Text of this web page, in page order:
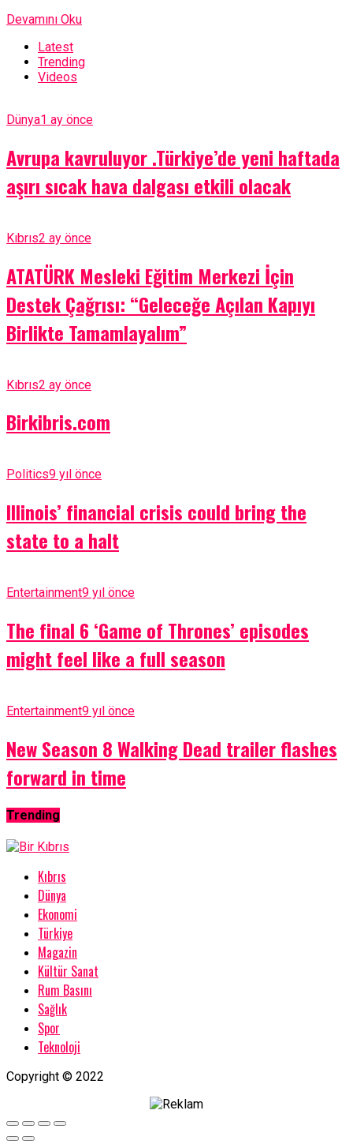
Devamını Oku
Latest
Trending
Videos
Dünya1 ay önce
Avrupa kavruluyor .Türkiye’de yeni haftada
aşırı sıcak hava dalgası etkili olacak
Kıbrıs2 ay önce
ATATÜRK Mesleki Eğitim Merkezi İçin
Destek Çağrısı: “Geleceğe Açılan Kapıyı
Birlikte Tamamlayalım”
Kıbrıs2 ay önce
Birkibris.com
Politics9 yıl önce
Illinois’ financial crisis could bring the
state to a halt
Entertainment9 yıl önce
The final 6 ‘Game of Thrones’ episodes
might feel like a full season
Entertainment9 yıl önce
New Season 8 Walking Dead trailer flashes
forward in time
Trending
Kıbrıs
Dünya
Ekonomi
Türkiye
Magazin
Kültür Sanat
Rum Basını
Sağlık
Spor
Teknoloji
Copyright © 2022